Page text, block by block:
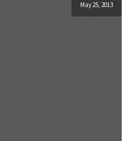
May 25, 2013